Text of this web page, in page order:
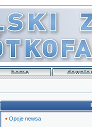
Opcje newsa